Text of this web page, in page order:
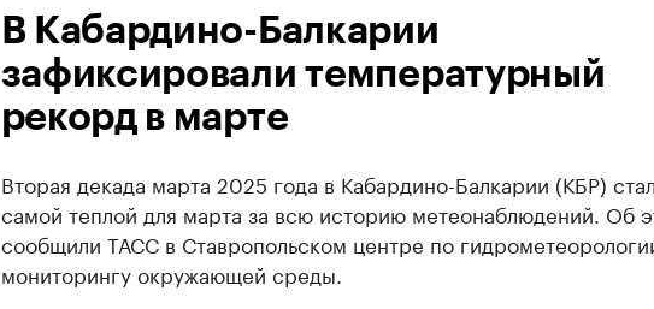
В Кабардино-Балкарии
зафиксировали температурный
рекорд в марте
Вторая декада марта 2025 года в Кабардино-Балкарии (КБР)
самой теплой для марта за всю историю метеонаблюдений. Об
сообщили ТАСС в Ставропольском центре по
мониторингу окружающей среды.